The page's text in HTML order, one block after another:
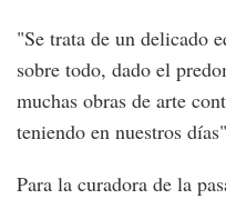
"Se trata de un delicado
sobre todo, dado el
muchas obras de arte
teniendo en nuestros
Para la curadora de la